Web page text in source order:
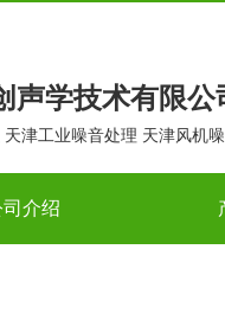
声学技术有限公
津工业噪音处理 天津风机
司介绍